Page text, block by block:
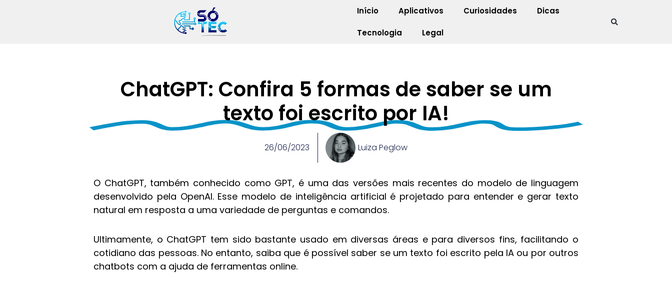
Início Aplicativos Curiosidades Dicas
Tecnologia Legal
ChatGPT: Confira 5 formas de saber se um
texto foi escrito por IA!
26/06/2023 Luiza Peglow
O ChatGPT, também conhecido como GPT, é uma das versões mais recentes do modelo de linguagem
desenvolvido pela OpenAI. Esse modelo de inteligência artificial é projetado para entender e gerar texto
natural em resposta a uma variedade de perguntas e comandos.
Ultimamente, o ChatGPT tem sido bastante usado em diversas áreas e para diversos fins, facilitando o
cotidiano das pessoas. No entanto, saiba que é possível saber se um texto foi escrito pela IA ou por outros
chatbots com a ajuda de ferramentas online.